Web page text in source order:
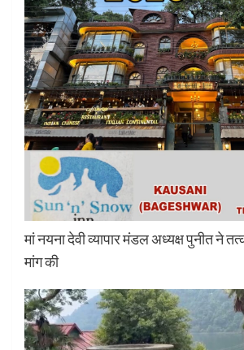
मां नयना देवी व्यापार मंडल अध्यक्ष पुनीत ने
मांग की